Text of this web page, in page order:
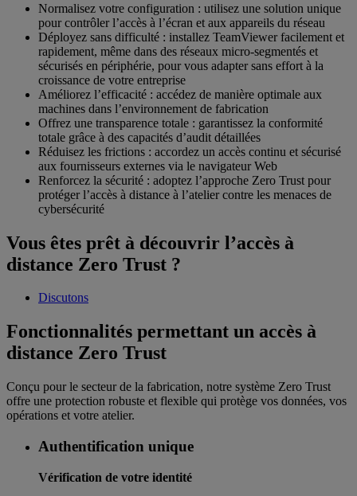
Normalisez votre configuration : utilisez une solution unique
pour contrôler l’accès à l’écran et aux appareils du réseau
Déployez sans difficulté : installez TeamViewer facilement et
rapidement, même dans des réseaux micro-segmentés et
sécurisés en périphérie, pour vous adapter sans effort à la
croissance de votre entreprise
Améliorez l’efficacité : accédez de manière optimale aux
machines dans l’environnement de fabrication
Offrez une transparence totale : garantissez la conformité
totale grâce à des capacités d’audit détaillées
Réduisez les frictions : accordez un accès continu et sécurisé
aux fournisseurs externes via le navigateur Web
Renforcez la sécurité : adoptez l’approche Zero Trust pour
protéger l’accès à distance à l’atelier contre les menaces de
cybersécurité
Vous êtes prêt à découvrir l’accès à
distance Zero Trust ?
Discutons
Fonctionnalités permettant un accès à
distance Zero Trust
Conçu pour le secteur de la fabrication, notre système Zero Trust
offre une protection robuste et flexible qui protège vos données, vos
opérations et votre atelier.
Authentification unique
Vérification de votre identité